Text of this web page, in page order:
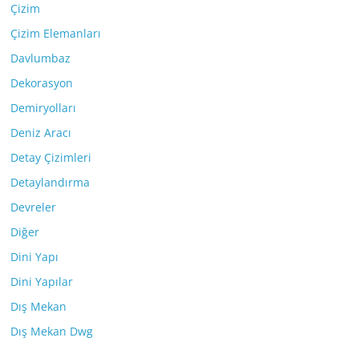
Çizim
Çizim Elemanları
Davlumbaz
Dekorasyon
Demiryolları
Deniz Aracı
Detay Çizimleri
Detaylandırma
Devreler
Diğer
Dini Yapı
Dini Yapılar
Dış Mekan
Dış Mekan Dwg